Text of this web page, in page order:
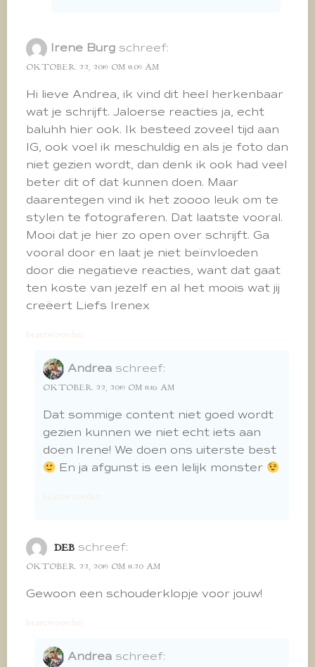
Irene Burg schreef:
OKTOBER 22, 2019 OM 11:09 AM
Hi lieve Andrea, ik vind dit heel herkenbaar
wat je schrijft. Jaloerse reacties ja, echt
baluhh hier ook. Ik besteed zoveel tijd aan
IG, ook voel ik meschuldig en als je foto dan
niet gezien wordt, dan denk ik ook had veel
beter dit of dat kunnen doen. Maar
daarentegen vind ik het zoooo leuk om te
stylen te fotograferen. Dat laatste vooral.
Mooi dat je hier zo open over schrijft. Ga
vooral door en laat je niet beïnvloeden
door die negatieve reacties, want dat gaat
ten koste van jezelf en al het moois wat jij
creëert Liefs Irenex
beantwoorden
Andrea schreef:
OKTOBER 22, 2019 OM 11:16 AM
Dat sommige content niet goed wordt
gezien kunnen we niet echt iets aan
doen Irene! We doen ons uiterste best
En ja afgunst is een lelijk monster
beantwoorden
DEB schreef:
OKTOBER 22, 2019 OM 11:20 AM
Gewoon een schouderklopje voor jouw!
beantwoorden
Andrea schreef: